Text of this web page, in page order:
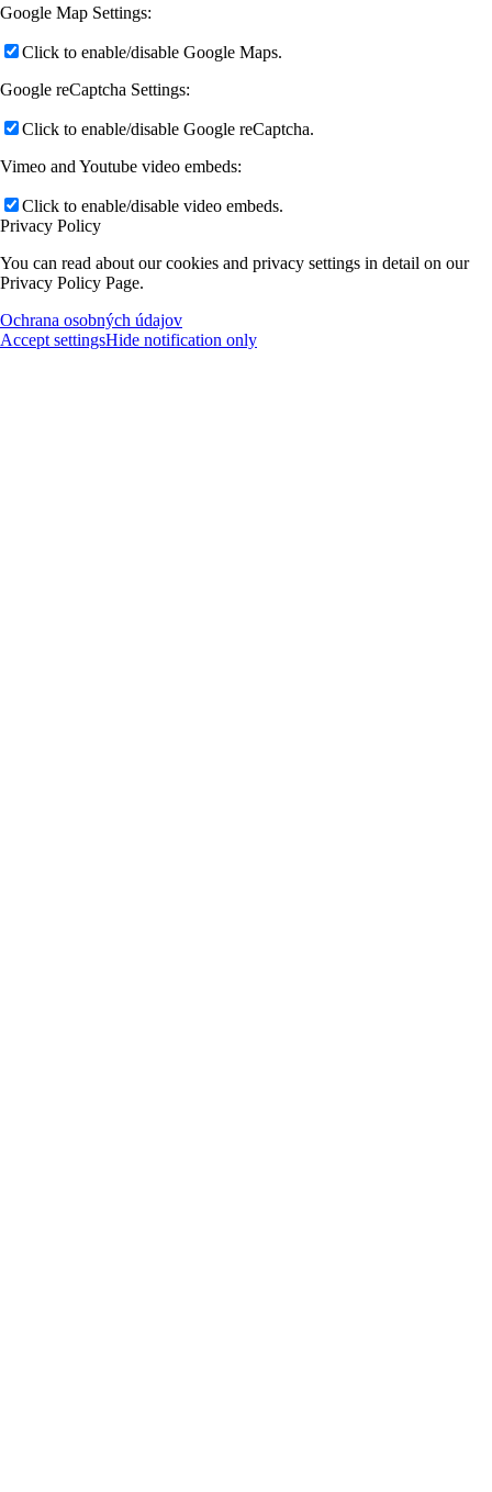
Google Map Settings:
Click to enable/disable Google Maps.
Google reCaptcha Settings:
Click to enable/disable Google reCaptcha.
Vimeo and Youtube video embeds:
Click to enable/disable video embeds.
Privacy Policy
You can read about our cookies and privacy settings in detail on our
Privacy Policy Page.
Ochrana osobných údajov
Accept settingsHide notification only